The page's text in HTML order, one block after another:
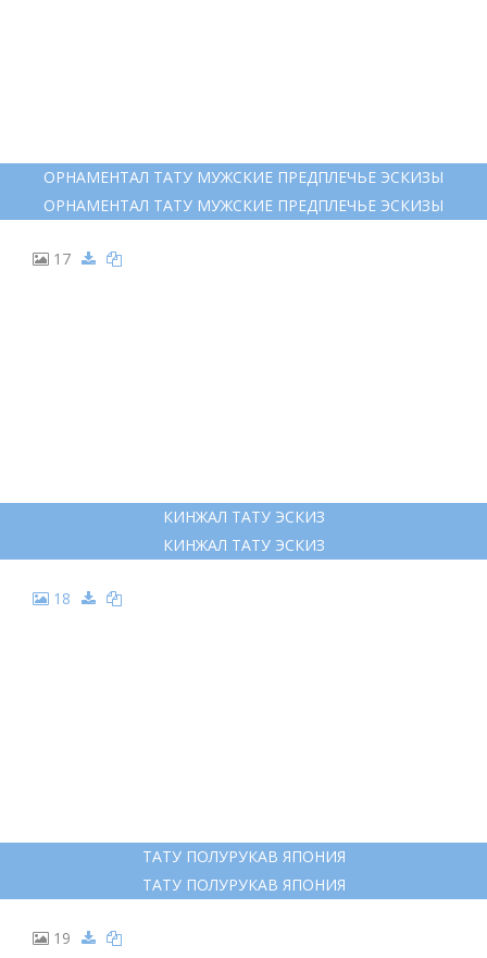
ОРНАМЕНТАЛ ТАТУ МУЖСКИЕ ПРЕДПЛЕЧЬЕ ЭСКИЗЫ
ОРНАМЕНТАЛ ТАТУ МУЖСКИЕ ПРЕДПЛЕЧЬЕ ЭСКИЗЫ
17
КИНЖАЛ ТАТУ ЭСКИЗ
КИНЖАЛ ТАТУ ЭСКИЗ
18
ТАТУ ПОЛУРУКАВ ЯПОНИЯ
ТАТУ ПОЛУРУКАВ ЯПОНИЯ
19